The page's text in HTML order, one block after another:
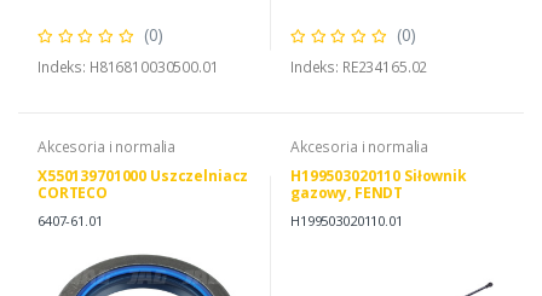
(0)
Indeks: H816810030500.01
(0)
Indeks: RE234165.02
Akcesoria i normalia
X550139701000 Uszczelniacz
CORTECO
6407-61.01
Akcesoria i normalia
H199503020110 Siłownik
gazowy, FENDT
H199503020110.01